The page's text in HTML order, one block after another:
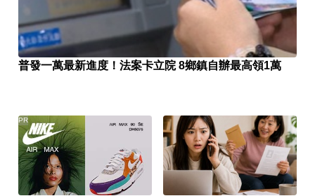
普發一萬最新進度！法案卡立院 8鄉鎮自辦最高領1萬
PR